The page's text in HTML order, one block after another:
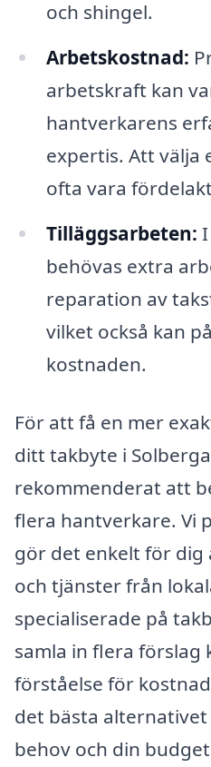
och shingel.
Arbetskostnad:
arbetskraft kan
hantverkarens
expertis. Att välja
ofta vara
Tilläggsarbeten:
behövas extra
reparation av
vilket också kan
kostnaden.
För att få en mer
ditt takbyte i
rekommenderat att
flera hantverkare. Vi
gör det enkelt för
och tjänster från
specialiserade på
samla in flera förslag
förståelse för
det bästa alternativet
behov och din